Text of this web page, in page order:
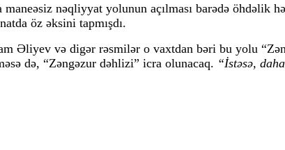
maneəsiz nəqliyyat yolunun açılması barədə
öz əksini tapmışdı.
Əliyev və digər rəsmilər o vaxtdan bəri bu yolu
də, “Zəngəzur dəhlizi” icra olunacaq. “İstəsə,